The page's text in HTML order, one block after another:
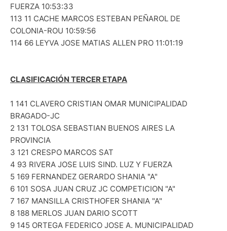
FUERZA 10:53:33
113 11 CACHE MARCOS ESTEBAN PEÑAROL DE
COLONIA-ROU 10:59:56
114 66 LEYVA JOSE MATIAS ALLEN PRO 11:01:19
CLASIFICACIÓN TERCER ETAPA
1 141 CLAVERO CRISTIAN OMAR MUNICIPALIDAD
BRAGADO-JC
2 131 TOLOSA SEBASTIAN BUENOS AIRES LA
PROVINCIA
3 121 CRESPO MARCOS SAT
4 93 RIVERA JOSE LUIS SIND. LUZ Y FUERZA
5 169 FERNANDEZ GERARDO SHANIA "A"
6 101 SOSA JUAN CRUZ JC COMPETICION "A"
7 167 MANSILLA CRISTHOFER SHANIA "A"
8 188 MERLOS JUAN DARIO SCOTT
9 145 ORTEGA FEDERICO JOSE A. MUNICIPALIDAD